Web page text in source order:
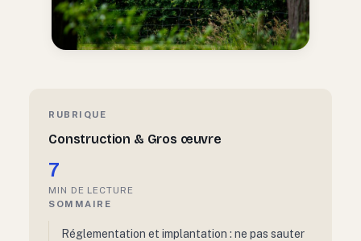
RUBRIQUE
Construction & Gros œuvre
7
MIN DE LECTURE
SOMMAIRE
Réglementation et implantation : ne pas sauter